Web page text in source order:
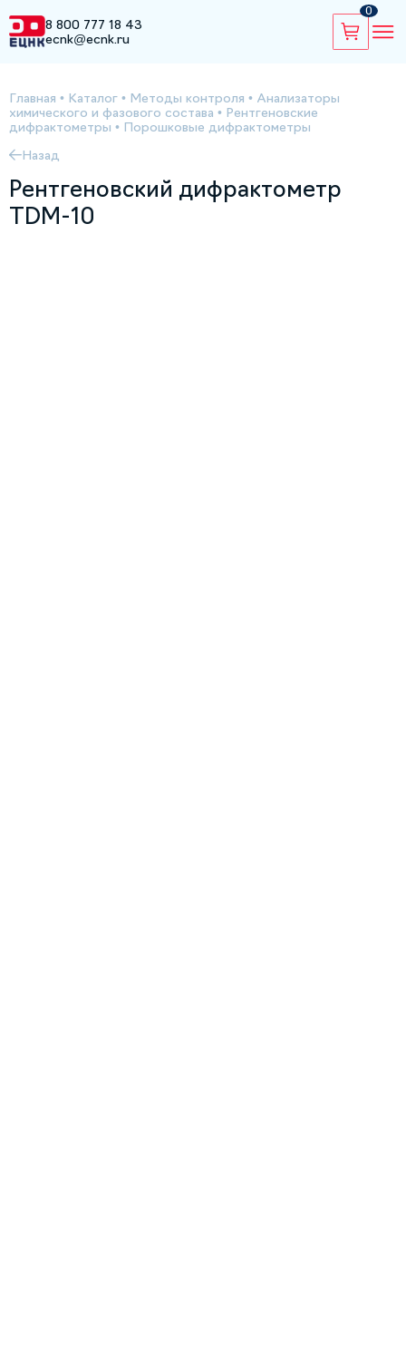
8 800 777 18 43
ecnk@ecnk.ru
0
Главная • Каталог • Методы контроля • Анализаторы
химического и фазового состава • Рентгеновские
дифрактометры • Порошковые дифрактометры
Назад
Рентгеновский дифрактометр
TDM-10